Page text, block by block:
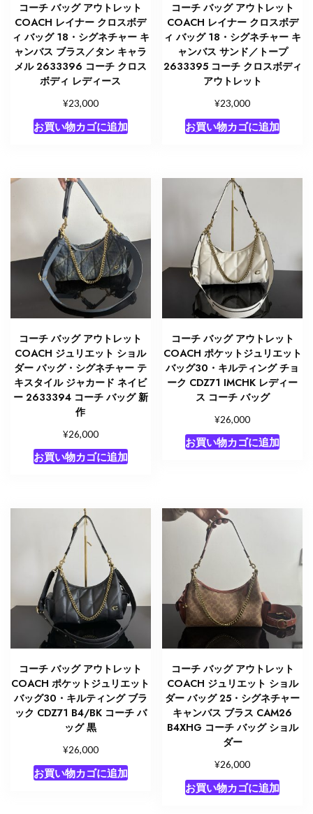
コーチ バッグ アウトレット
COACH レイナー クロスボデ
ィ バッグ 18・シグネチャー キ
ャンバス ブラス／タン キャラ
メル 2633396 コーチ クロス
ボディ レディース
¥23,000
お買い物カゴに追加
コーチ バッグ アウトレット
COACH レイナー クロスボデ
ィ バッグ 18・シグネチャー キ
ャンバス サンド／トープ
2633395 コーチ クロスボディ
アウトレット
¥23,000
お買い物カゴに追加
コーチ バッグ アウトレット
COACH ジュリエット ショル
ダー バッグ・シグネチャー テ
キスタイル ジャカード ネイビ
ー 2633394 コーチ バッグ 新
作
¥26,000
お買い物カゴに追加
コーチ バッグ アウトレット
COACH ポケットジュリエット
バッグ30・キルティング チョ
ーク CDZ71 IMCHK レディー
ス コーチ バッグ
¥26,000
お買い物カゴに追加
コーチ バッグ アウトレット
COACH ポケットジュリエット
バッグ30・キルティング ブラ
ック CDZ71 B4/BK コーチ バ
ッグ 黒
¥26,000
お買い物カゴに追加
コーチ バッグ アウトレット
COACH ジュリエット ショル
ダー バッグ 25・シグネチャー
キャンバス ブラス CAM26
B4XHG コーチ バッグ ショル
ダー
¥26,000
お買い物カゴに追加